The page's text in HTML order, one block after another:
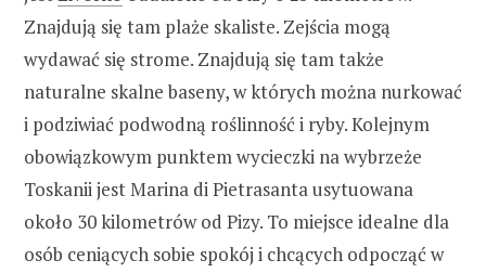
Znajdują się tam plaże skaliste. Zejścia mogą
wydawać się strome. Znajdują się tam także
naturalne skalne baseny, w których można nurkować
i podziwiać podwodną roślinność i ryby. Kolejnym
obowiązkowym punktem wycieczki na wybrzeże
Toskanii jest Marina di Pietrasanta usytuowana
około 30 kilometrów od Pizy. To miejsce idealne dla
osób ceniących sobie spokój i chcących odpocząć w